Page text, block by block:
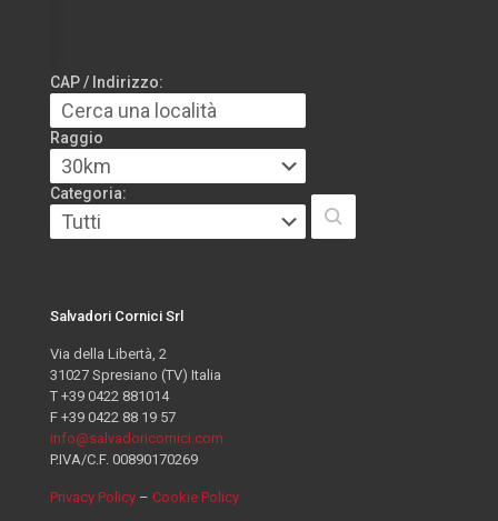
CAP / Indirizzo:
Raggio
Categoria:
Salvadori Cornici Srl
Via della Libertà, 2
31027 Spresiano (TV) Italia
T +39 0422 881014
F +39 0422 88 19 57
info@salvadoricornici.com
P.IVA/C.F. 00890170269
Privacy Policy – Cookie Policy